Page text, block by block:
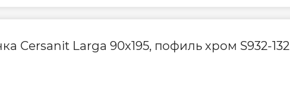
Cersanit Larga 90х195, пофиль хром S932-132